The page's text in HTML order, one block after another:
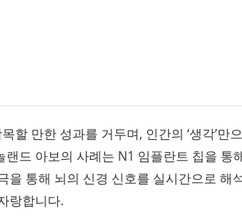
할 만한 성과를 거두며, 인간의 ‘생각’만
드 아보의 사례는 N1 임플란트 칩을 통
을 통해 뇌의 신경 신호를 실시간으로 해
랑합니다.